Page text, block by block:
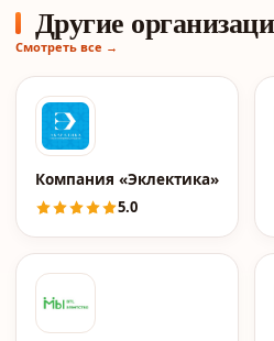
Другие
Смотреть все →
Компания «Эклектика»
5.0